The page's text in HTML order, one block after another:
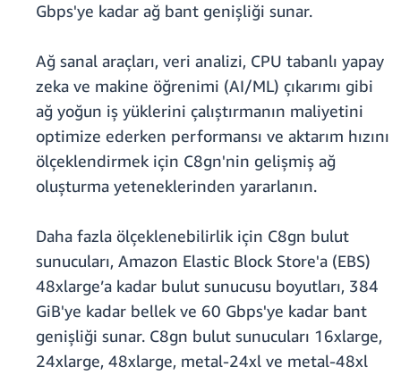
Gbps'ye kadar ağ bant genişliği sunar.
Ağ sanal araçları, veri analizi, CPU tabanlı yapay
zeka ve makine öğrenimi (AI/ML) çıkarımı gibi
ağ yoğun iş yüklerini çalıştırmanın maliyetini
optimize ederken performansı ve aktarım hızını
ölçeklendirmek için C8gn'nin gelişmiş ağ
oluşturma yeteneklerinden yararlanın.
Daha fazla ölçeklenebilirlik için C8gn bulut
sunucuları, Amazon Elastic Block Store'a (EBS)
48xlarge’a kadar bulut sunucusu boyutları, 384
GiB'ye kadar bellek ve 60 Gbps'ye kadar bant
genişliği sunar. C8gn bulut sunucuları 16xlarge,
24xlarge, 48xlarge, metal-24xl ve metal-48xl